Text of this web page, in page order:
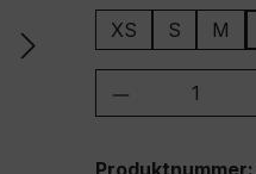
XS
S M
Produkt